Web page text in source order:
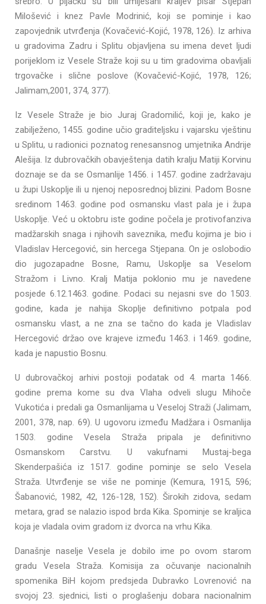
Milošević i knez Pavle Modrinić, koji se pominje i kao
zapovjednik utvrđenja (Kovačević-Kojić, 1978, 126). Iz arhiva
u gradovima Zadru i Splitu objavljena su imena devet ljudi
porijeklom iz Vesele Straže koji su u tim gradovima obavljali
trgovačke i slične poslove (Kovačević-Kojić, 1978, 126;
Jalimam,2001, 374, 377).
Iz Vesele Straže je bio Juraj Gradomilić, koji je, kako je
zabilježeno, 1455. godine učio graditeljsku i vajarsku vještinu
u Splitu, u radionici poznatog renesansnog umjetnika Andrije
Alešija. Iz dubrovačkih obavještenja datih kralju Matiji Korvinu
doznaje se da se Osmanlije 1456. i 1457. godine zadržavaju
u župi Uskoplje ili u njenoj neposrednoj blizini. Padom Bosne
sredinom 1463. godine pod osmansku vlast pala je i župa
Uskoplje. Već u oktobru iste godine počela je protivofanziva
madžarskih snaga i njihovih saveznika, među kojima je bio i
Vladislav Hercegović, sin hercega Stjepana. On je oslobodio
dio jugozapadne Bosne, Ramu, Uskoplje sa Veselom
Stražom i Livno. Kralj Matija poklonio mu je navedene
posjede 6.12.1463. godine. Podaci su nejasni sve do 1503.
godine, kada je nahija Skoplje definitivno potpala pod
osmansku vlast, a ne zna se tačno do kada je Vladislav
Hercegović držao ove krajeve između 1463. i 1469. godine,
kada je napustio Bosnu.
U dubrovačkoj arhivi postoji podatak od 4. marta 1466.
godine prema kome su dva Vlaha odveli slugu Mihoče
Vukotića i predali ga Osmanlijama u Veseloj Straži (Jalimam,
2001, 378, nap. 69). U ugovoru između Madžara i Osmanlija
1503. godine Vesela Straža pripala je definitivno
Osmanskom Carstvu. U vakufnami Mustaj-bega
Skenderpašića iz 1517. godine pominje se selo Vesela
Straža. Utvrđenje se više ne pominje (Kemura, 1915, 596;
Šabanović, 1982, 42, 126-128, 152). Širokih zidova, sedam
metara, grad se nalazio ispod brda Kika. Spominje se kraljica
koja je vladala ovim gradom iz dvorca na vrhu Kika.
Današnje naselje Vesela je dobilo ime po ovom starom
gradu Vesela Straža. Komisija za očuvanje nacionalnih
spomenika BiH kojom predsjeda Dubravko Lovrenović na
svojoj 23. sjednici, listi o proglašenju dobara nacionalnim